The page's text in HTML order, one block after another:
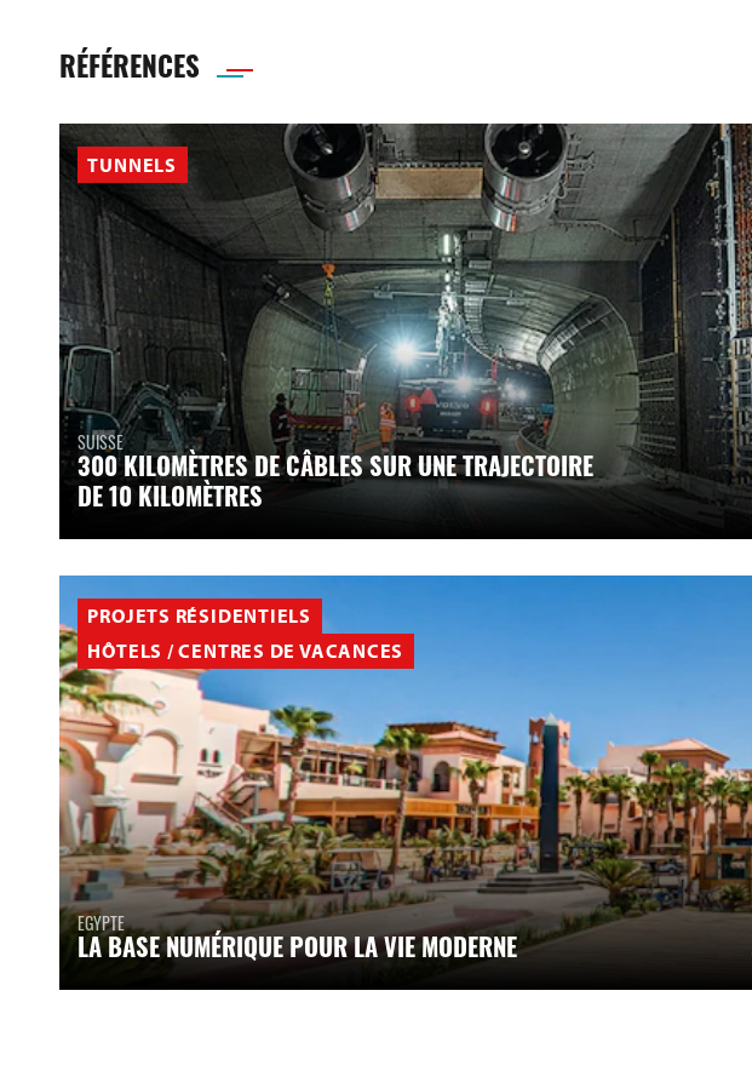
RÉFÉRENCES
TUNNELS
SUISSE
300 KILOMÈTRES DE CÂBLES SUR UNE TRAJECTOIRE
DE 10 KILOMÈTRES
PROJETS RÉSIDENTIELS
HÔTELS / CENTRES DE VACANCES
EGYPTE
LA BASE NUMÉRIQUE POUR LA VIE MODERNE